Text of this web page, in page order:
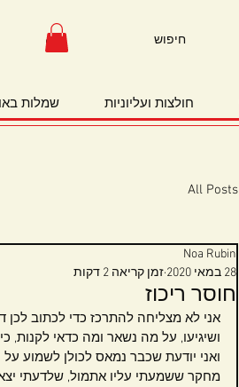
חולצות ועליוניות שמלות
All Posts
חוסר ריכוז
Noa Rubin
28 במאי 2020
זמן קריאה 2 דקות
אני לא מצליחה להתרכז כדי לכתוב
ושיגיעו, על מה נשאר ומה כדאי לקנות,
ואני יודעת שכבר נמאס לכולן לשמוע
מחקר ששמעתי עליו אתמול, שלדעתי